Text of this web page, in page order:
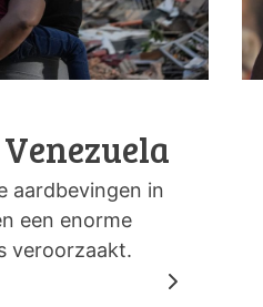
aardbevingen in
een enorme
veroorzaakt.